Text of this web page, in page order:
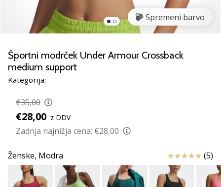
rokomentske
copate
PUMA
NITRO
SQD
5!
Odkrivaj
novosti
in
ugotovi,
splača…
Spremeni barvo
Športni modrček Under Armour Crossback
medium support
Kategorija:
€35,00
€28,00 z DDV
Zadnja najnižja cena: €28,00
Ženske, Modra Ocena izdelka
(5)